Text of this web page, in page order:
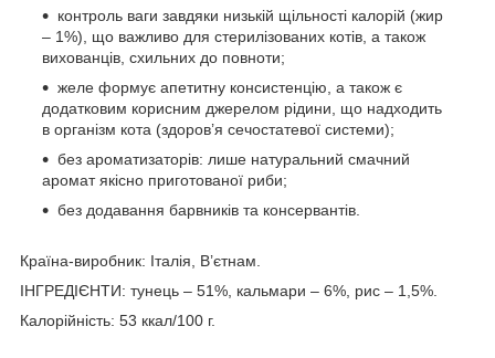
контроль ваги завдяки низькій щільності калорій (жир
– 1%), що важливо для стерилізованих котів, а також
вихованців, схильних до повноти;
желе формує апетитну консистенцію, а також є
додатковим корисним джерелом рідини, що надходить
в організм кота (здоров’я сечостатевої системи);
без ароматизаторів: лише натуральний смачний
аромат якісно приготованої риби;
без додавання барвників та консервантів.
Країна-виробник: Італія, В’єтнам.
ІНГРЕДІЄНТИ: тунець – 51%, кальмари – 6%, рис – 1,5%.
Калорійність: 53 ккал/100 г.